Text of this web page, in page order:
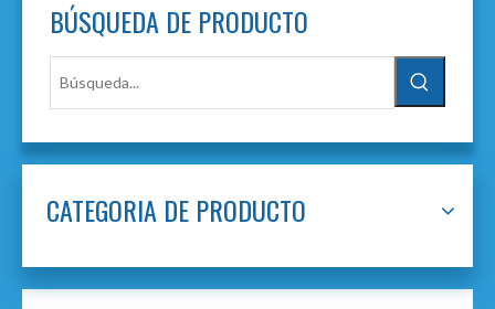
BÚSQUEDA DE PRODUCTO
CATEGORIA DE PRODUCTO